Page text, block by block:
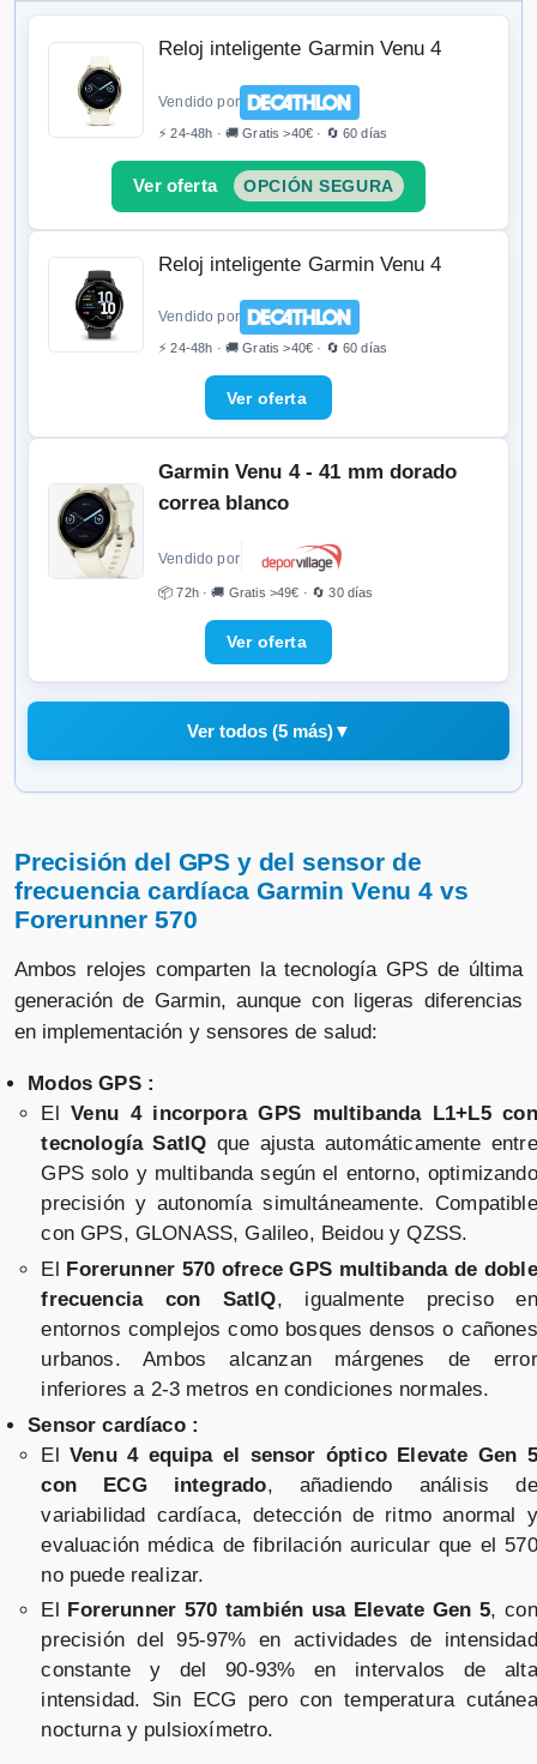
Reloj inteligente Garmin Venu 4
Vendido por
⚡ 24-48h · 🚚 Gratis >40€ · 🔄 60 días
OPCIÓN SEGURA
Reloj inteligente Garmin Venu 4
Vendido por
⚡ 24-48h · 🚚 Gratis >40€ · 🔄 60 días
Garmin Venu 4 - 41 mm dorado
correa blanco
Vendido por
📦 72h · 🚚 Gratis >49€ · 🔄 30 días
Ver todos (5 más)▼
Vendido por
Vendido por
📦 72h · 🚚 Gratis >49€ · 🔄 30 días
Garmin Venu 4 - 45 mm plateado
correa gris
Vendido por
📦 72h · 🚚 Gratis >49€ · 🔄 30 días
Garmin Venu 4 - 41 mm plateado
correa negro
Vendido por
📦 72h · 🚚 Gratis >49€ · 🔄 30 días
Precisión del GPS y del sensor de
frecuencia cardíaca Garmin Venu 4 vs
Forerunner 570
Ambos relojes comparten la tecnología GPS de última
generación de Garmin, aunque con ligeras diferencias
en implementación y sensores de salud:
Modos GPS :
ElVenu 4 incorpora GPS multibanda L1+L5 con
tecnología SatIQ que ajusta automáticamente entre
GPS solo y multibanda según el entorno, optimizando
precisión y autonomía simultáneamente. Compatible
con GPS, GLONASS, Galileo, Beidou y QZSS.
El Forerunner 570 ofrece GPS multibanda de doble
frecuencia con SatIQ, igualmente preciso en
entornos complejos como bosques densos o cañones
urbanos. Ambos alcanzan márgenes de error
inferiores a 2-3 metros en condiciones normales.
Sensor cardíaco :
ElVenu 4 equipa el sensor óptico Elevate Gen 5
con ECG integrado, añadiendo análisis de
variabilidad cardíaca, detección de ritmo anormal y
evaluación médica de fibrilación auricular que el 570
no puede realizar.
El
Forerunner 570 también usa Elevate Gen 5, con
precisión del 95-97% en actividades de intensidad
constante y del 90-93% en intervalos de alta
intensidad. Sin ECG pero con temperatura cutánea
nocturna y pulsioxímetro.